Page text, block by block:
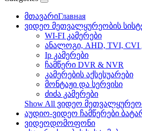
მთავარიГлавная
ვიდეო მეთვალყურეობის
WI-FI კამერები
ანალოგი, AHD, TVI, CVI
Ip კამერები
ჩამწერი DVR & NVR
კამერების აქსესუარები
მონტაჟი და სერვისი
ძიძა კამერები
Show All ვიდეო
აუდიო-ვიდეო ჩამწერები
ვიდეოდომოფონი